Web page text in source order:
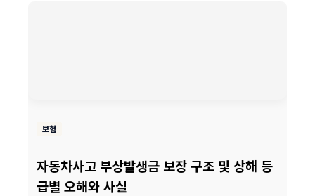
보험
자동차사고 부상발생금 보장 구조 및 상해 등
급별 오해와 사실